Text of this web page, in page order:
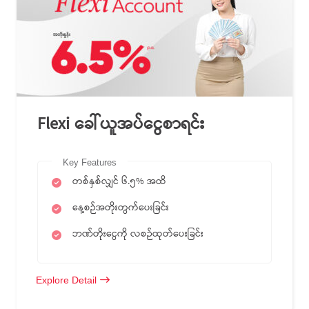
Flexi ခေါ်ယူအပ်ငွေစာရင်း
Key Features
တစ်နှစ်လျှင် ၆.၅% အထိ
နေ့စဉ်အတိုးတွက်ပေးခြင်း
ဘဏ်တိုးငွေကို လစဉ်ထုတ်ပေးခြင်း
Explore Detail